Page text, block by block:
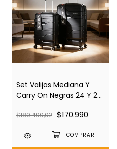
Set Valijas Mediana Y
Carry On Negras 24 Y 20
Pc4029
$189.490,02 $170.990